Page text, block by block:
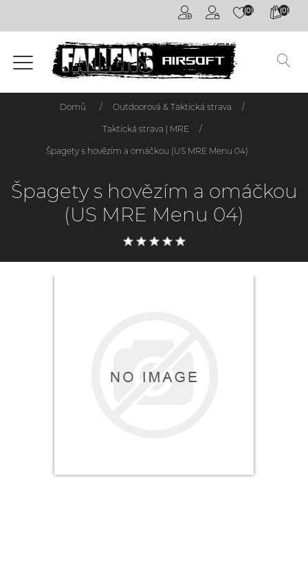
(0) (0)
Airsoftové
kuličky
6mm
oblečení
Pyrotechnika
Domů / Outdoorová & Taktická strava /
Taktická strava | MRE /
Špagety s hovězím a omáčkou (US MRE Menu 04)
Špagety s hovězím a omáčkou
(US MRE Menu 04)